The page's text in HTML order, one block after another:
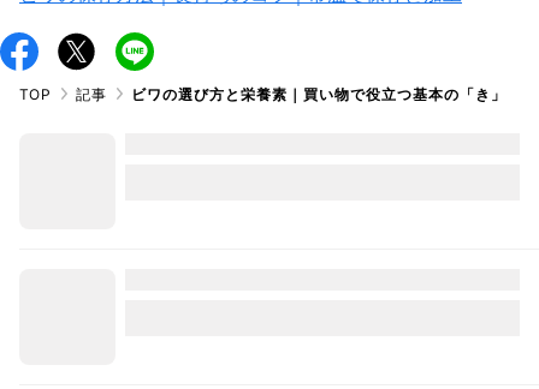
TOP 記事 ビワの選び方と栄養素｜買い物で役立つ基本の「き」